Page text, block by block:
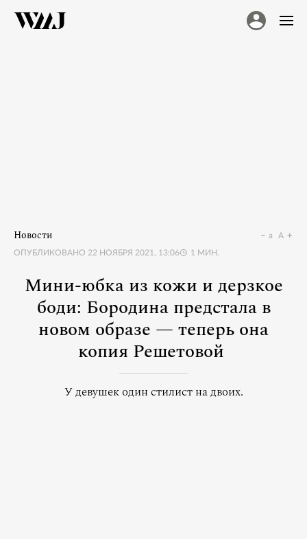
Новости
ОПУБЛИКОВАНО 22 НОЯБРЯ 2021, 13:06 1 МИН.
a A
Мини-юбка из кожи и дерзкое
боди: Бородина предстала в
новом образе — теперь она
копия Решетовой
У девушек один стилист на двоих.